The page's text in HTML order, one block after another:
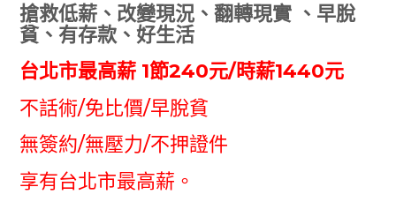
搶救低薪、改變現況、翻轉現實 、早脫
貧、有存款、好生活
台北市最高薪 1節240元/時薪1440元
不話術/免比價/早脫貧
無簽約/無壓力/不押證件
享有台北市最高薪。